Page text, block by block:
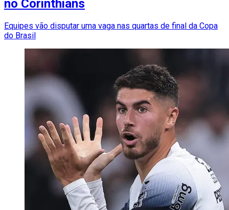
no Corinthians
Equipes vão disputar uma vaga nas quartas de final da Copa
do Brasil